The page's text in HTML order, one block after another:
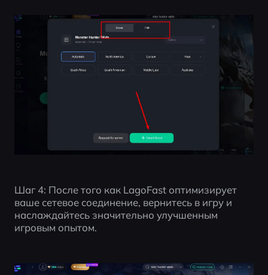
Шаг 4: После того как LagoFast оптимизирует
ваше сетевое соединение, вернитесь в игру и
наслаждайтесь значительно улучшенным
игровым опытом.